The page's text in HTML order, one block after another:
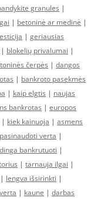
granules |
| betoninė ar medinė |
| geriausias
| blokelių privalumai |
čerpės | dangos
| bankroto pasekmės
| kaip elgtis | naujas
bankrotas | europos
| kiek kainuoja | asmens
pasinaudoti verta |
bankrutuoti |
| tarnauja ilgai |
| lengva išsirinkti |
| kaune | darbas